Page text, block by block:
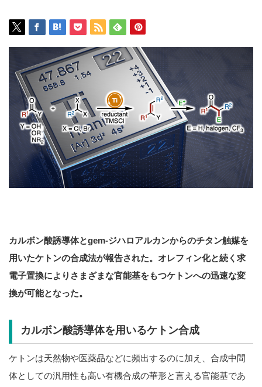
カルボン酸誘導体とgem-ジハロアルカンからのチタン触媒を
用いたケトンの合成法が報告された。オレフィン化と続く求
電子置換によりさまざまな官能基をもつケトンへの迅速な変
換が可能となった。
カルボン酸誘導体を用いるケトン合成
ケトンは天然物や医薬品などに頻出するのに加え、合成中間
体としての汎用性も高い有機合成の華形と言える官能基であ